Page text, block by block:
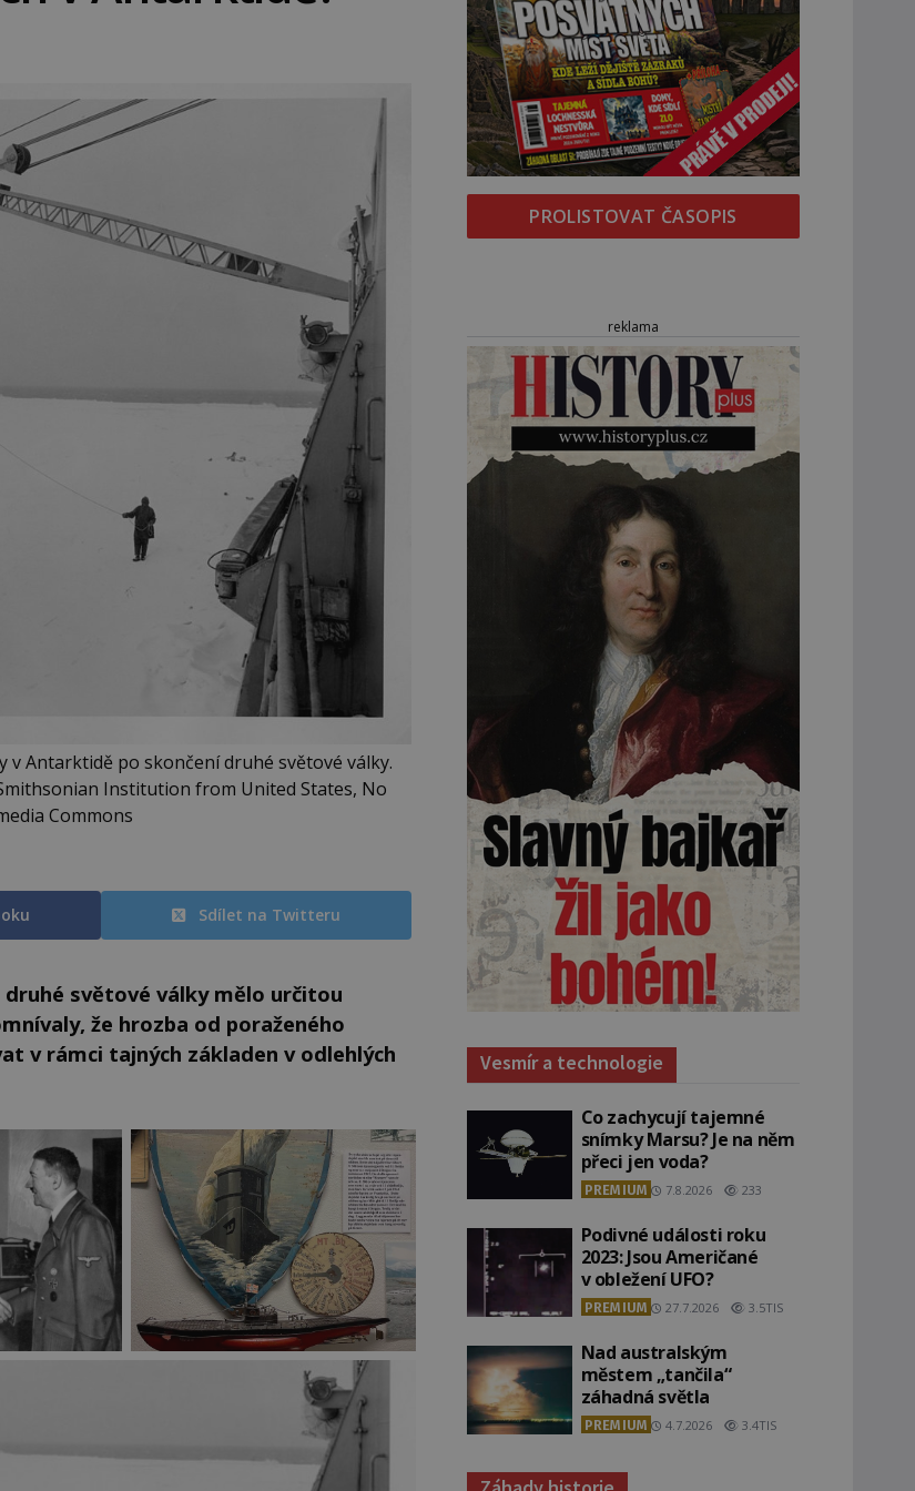
Antarktidě po skončení druhé světové války.
Institution from United States, No
Commons
Sdílet na Twitteru
druhé světové války mělo určitou
že hrozba od poraženého
v rámci tajných základen v odlehlých
PROLISTOVAT ČASOPIS
reklama
Vesmír a technologie
Co zachycují tajemné
snímky Marsu? Je na něm
přeci jen voda?
PREMIUM 7.8.2026 233
Podivné události roku
2023: Jsou Američané
v obležení UFO?
PREMIUM 27.7.2026 3.5TIS
Nad australským
městem „tančila“
záhadná světla
PREMIUM 4.7.2026 3.4TIS